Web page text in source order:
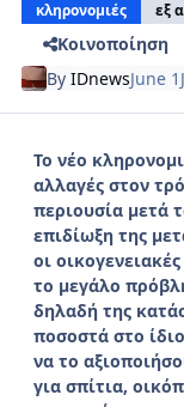
κληρονομιές εξ
Κοινοποίηση
ByIDnewsJune 1
Το νέο
αλλαγές στον
περιουσία μετά
επιδίωξη της
οι
το μεγάλο
δηλαδή της
ποσοστά στο
να το
για σπίτια,